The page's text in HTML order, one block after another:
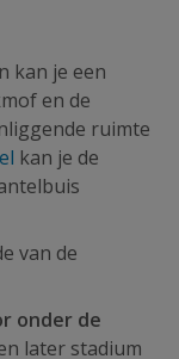
kan je een
en de
ruimte
kan je de
van de
onder de
later stadium